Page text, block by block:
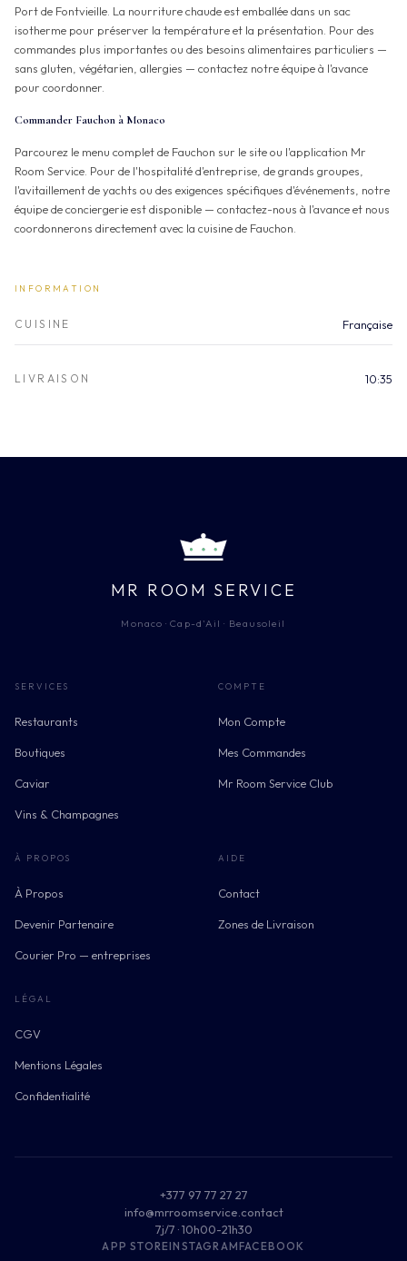
Port de Fontvieille. La nourriture chaude est emballée dans un sac
isotherme pour préserver la température et la présentation. Pour des
commandes plus importantes ou des besoins alimentaires particuliers —
sans gluten, végétarien, allergies — contactez notre équipe à l'avance
pour coordonner.
Commander Fauchon à Monaco
Parcourez le menu complet de Fauchon sur le site ou l'application Mr
Room Service. Pour de l'hospitalité d'entreprise, de grands groupes,
l'avitaillement de yachts ou des exigences spécifiques d'événements, notre
équipe de conciergerie est disponible — contactez-nous à l'avance et nous
coordonnerons directement avec la cuisine de Fauchon.
INFORMATION
CUISINE Française
LIVRAISON 10:35
MR ROOM SERVICE
Monaco · Cap-d'Ail · Beausoleil
SERVICES
Restaurants
Boutiques
Caviar
Vins & Champagnes
COMPTE
Mon Compte
Mes Commandes
Mr Room Service Club
À PROPOS
À Propos
Devenir Partenaire
Courier Pro — entreprises
AIDE
Contact
Zones de Livraison
LÉGAL
CGV
Mentions Légales
Confidentialité
+377 97 77 27 27
info@mrroomservice.contact
7j/7 · 10h00-21h30
APP STOREINSTAGRAMFACEBOOK